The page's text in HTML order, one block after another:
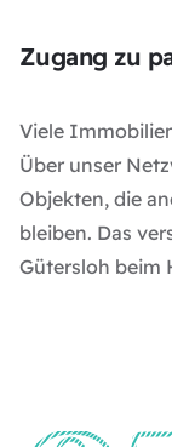
Zugang zu
Viele
Über unser
Objekten, die
bleiben. Das
Gütersloh beim